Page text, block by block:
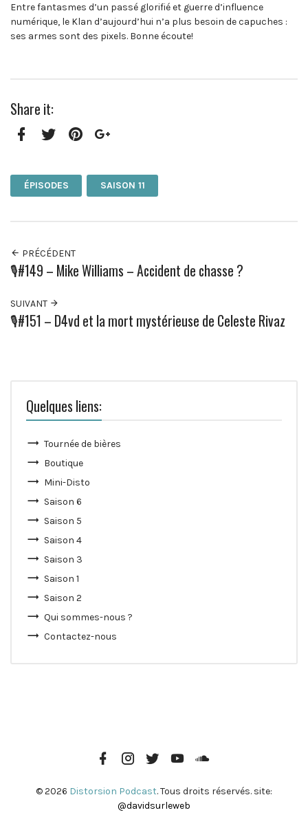
Entre fantasmes d’un passé glorifié et guerre d’influence
numérique, le Klan d’aujourd’hui n’a plus besoin de capuches :
ses armes sont des pixels. Bonne écoute!
Share it:
ÉPISODES SAISON 11
PRÉCÉDENT
🎙️#149 – Mike Williams – Accident de chasse ?
SUIVANT
🎙️#151 – D4vd et la mort mystérieuse de Celeste Rivaz
Quelques liens:
Tournée de bières
Boutique
Mini-Disto
Saison 6
Saison 5
Saison 4
Saison 3
Saison 1
Saison 2
Qui sommes-nous ?
Contactez-nous
Page
Facebook
Instagram
Twitter Youtube
© 2026 Distorsion Podcast. Tous droits réservés. site:
@davidsurleweb